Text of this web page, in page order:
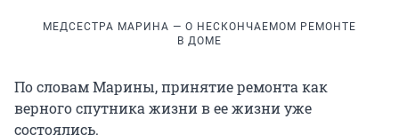
МЕДСЕСТРА МАРИНА — О НЕСКОНЧАЕМОМ РЕМОНТЕ
В ДОМЕ
По словам Марины, принятие ремонта как
верного спутника жизни в ее жизни уже
состоялись.